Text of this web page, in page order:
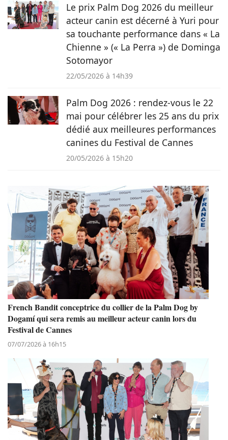
Le prix Palm Dog 2026 du meilleur
acteur canin est décerné à Yuri pour
sa touchante performance dans « La
Chienne » (« La Perra ») de Dominga
Sotomayor
22/05/2026 à 14h39
Palm Dog 2026 : rendez-vous le 22
mai pour célébrer les 25 ans du prix
dédié aux meilleures performances
canines du Festival de Cannes
20/05/2026 à 15h20
French Bandit conceptrice du collier de la Palm Dog by
Dogamí qui sera remis au meilleur acteur canin lors du
Festival de Cannes
07/07/2026 à 16h15